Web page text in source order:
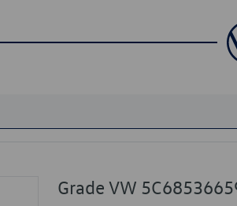
Grade VW